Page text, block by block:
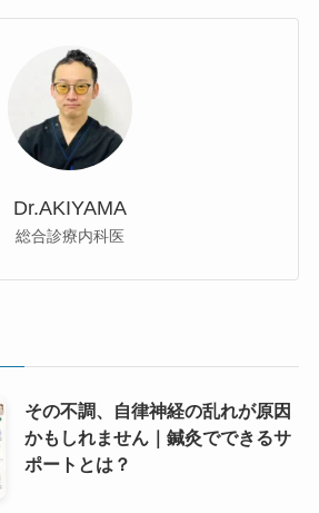
Dr.AKIYAMA
総合診療内科医
その不調、自律神経の乱れが原因
かもしれません｜鍼灸でできるサ
ポートとは？